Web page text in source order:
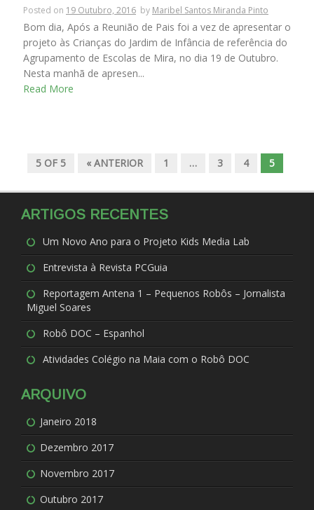
Posted on 19 Outubro, 2016 by Maribel Santos Miranda Pinto
Bom dia, Após a Reunião de Pais foi a vez de apresentar o
projeto às Crianças do Jardim de Infância de referência do
Agrupamento de Escolas de Mira, no dia 19 de Outubro.
Nesta manhã de apresen...
Read More
5 OF 5 « ANTERIOR 1 … 3 4 5
ARTIGOS RECENTES
Um Novo Ano para o Projeto Kids Media Lab
Entrevista à Revista PCGuia
Reportagem Antena 1 – Pequenos Robôs – Jornalista
Miguel Soares
Robô DOC – Espanhol
Atividades Colégio na Maia com o Robô DOC
ARQUIVO
Janeiro 2018
Dezembro 2017
Novembro 2017
Outubro 2017